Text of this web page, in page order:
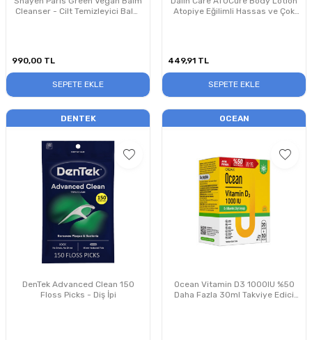
Cleanser - Cilt Temizleyici Balm
990,00 TL
SEPETE EKLE
Atopiye Eğilimli Hassas ve Çok
449,91 TL
SEPETE EKLE
DENTEK
DenTek Advanced Clean 150
Floss Picks - Diş İpi
OCEAN
Ocean Vitamin D3 1000IU %50
Daha Fazla 30ml Takviye Edici